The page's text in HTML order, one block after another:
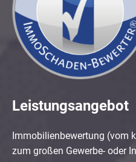
Leistungsangebot
Immobilienbewertung (vom
zum großen Gewerbe- oder